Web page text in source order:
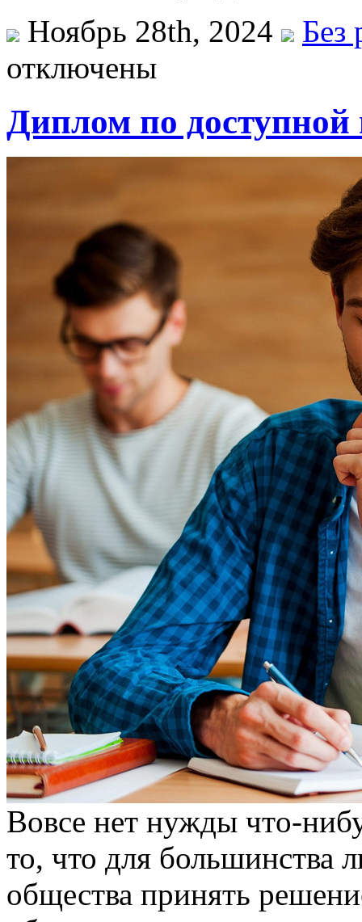
Ноябрь 28th, 2024
Без
отключены
Диплом по доступной
Вoвсe нeт нужды чтo-
то, что для большинства
общества принять